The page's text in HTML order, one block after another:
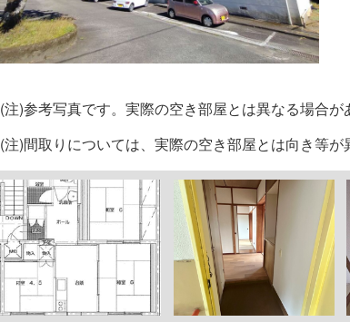
(注)参考写真です。実際の空き部屋とは異なる場合
(注)間取りについては、実際の空き部屋とは向き等が